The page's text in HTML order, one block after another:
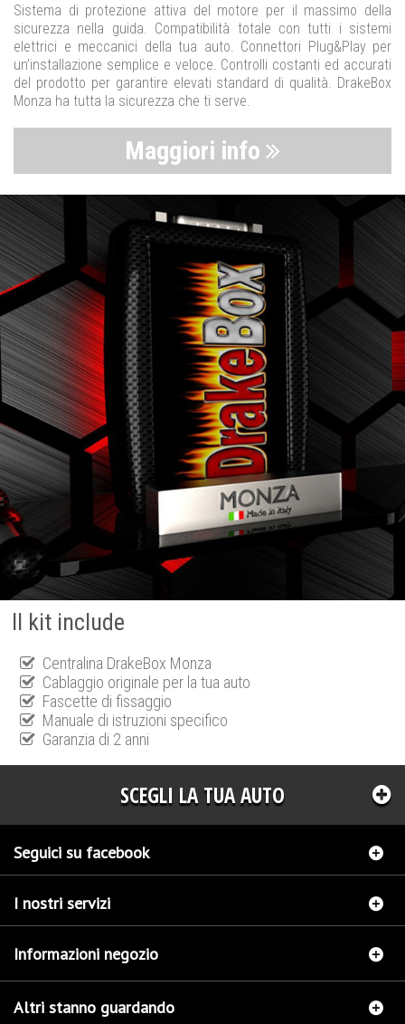
Sistema di protezione attiva del motore per il massimo della
sicurezza nella guida. Compatibilità totale con tutti i sistemi
elettrici e meccanici della tua auto. Connettori Plug&Play per
un’installazione semplice e veloce. Controlli costanti ed accurati
del prodotto per garantire elevati standard di qualità. DrakeBox
Monza ha tutta la sicurezza che ti serve.
Maggiori info
Il kit include
Centralina DrakeBox Monza
Cablaggio originale per la tua auto
Fascette di fissaggio
Manuale di istruzioni specifico
Garanzia di 2 anni
SCEGLI LA TUA AUTO
Seguici su facebook
I nostri servizi
Informazioni negozio
Altri stanno guardando